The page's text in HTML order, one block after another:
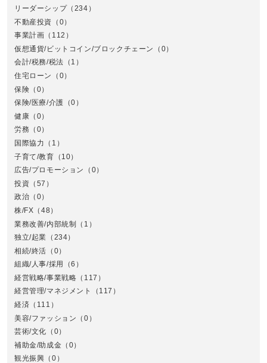
リーダーシップ（234）
不動産投資 （0）
事業計画 （112）
仮想通貨/ビットコイン/ブロックチェーン
（0）
会計/税務/税法 （1）
住宅ローン
（0）
保険 （0）
保険/医療/介護 （0）
健康 （0）
労務 （0）
国際協力 （1）
子育て/教育 （10）
広告/プロモーション
（0）
投資 （57）
政治 （0）
株/FX （48）
業務改善/内部統制 （1）
独立/起業 （234）
相続/終活 （0）
組織/人事/採用
（6）
経営戦略/事業戦略 （117）
経営管理/マネジメント
（117）
経済 （111）
美容/ファッション （0）
芸術/文化 （0）
補助金/助成金 （0）
観光振興 （0）